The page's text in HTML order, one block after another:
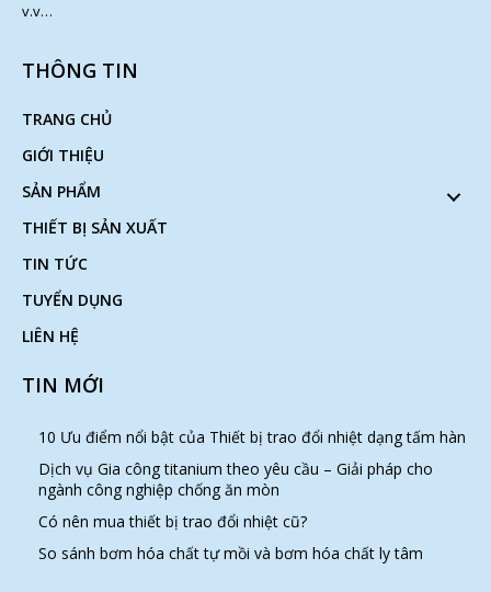
v.v…
THÔNG TIN
TRANG CHỦ
GIỚI THIỆU
SẢN PHẨM
THIẾT BỊ SẢN XUẤT
TIN TỨC
TUYỂN DỤNG
LIÊN HỆ
TIN MỚI
10 Ưu điểm nổi bật của Thiết bị trao đổi nhiệt dạng tấm hàn
Dịch vụ Gia công titanium theo yêu cầu – Giải pháp cho
ngành công nghiệp chống ăn mòn
Có nên mua thiết bị trao đổi nhiệt cũ?
So sánh bơm hóa chất tự mồi và bơm hóa chất ly tâm